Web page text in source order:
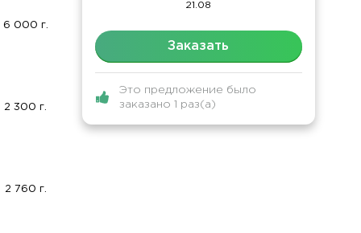
6 000 г.
2 300 г.
2 760 г.
21.08
Заказать
Это предложение было
заказано 1 раз(а)